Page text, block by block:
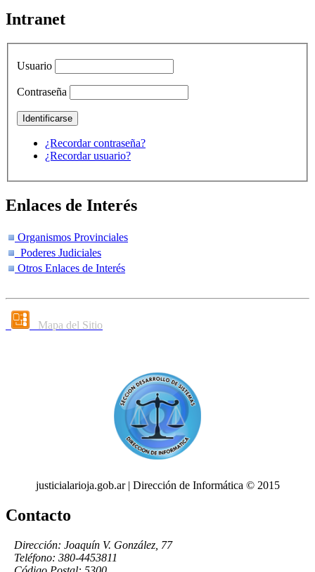
Intranet
Usuario
Contraseña
¿Recordar contraseña?
¿Recordar usuario?
Enlaces de Interés
Organismos Provinciales
Poderes Judiciales
Otros Enlaces de Interés
Mapa del Sitio
justicialarioja.gob.ar | Dirección de Informática © 2015
Contacto
Dirección: Joaquín V. González, 77
Teléfono: 380-4453811